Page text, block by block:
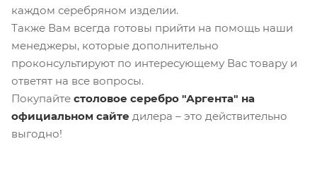
каждом серебряном изделии.
Также Вам всегда готовы прийти на помощь наши
менеджеры, которые дополнительно
проконсультируют по интересующему Вас товару и
ответят на все вопросы.
Покупайте столовое серебро "Аргента" на
официальном сайте дилера – это действительно
выгодно!